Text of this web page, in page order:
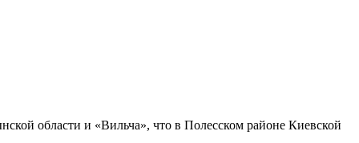
области и «Вильча», что в Полесском районе Киевской